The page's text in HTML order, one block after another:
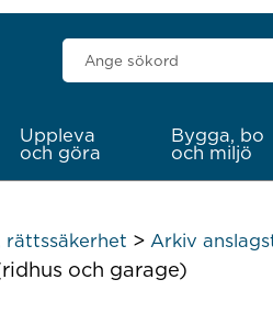
Sök
här
Uppleva
och göra
Bygga, bo
och miljö
rättssäkerhet > Arkiv
och garage)